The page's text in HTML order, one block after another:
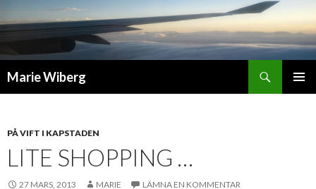
Marie Wiberg
PÅ VIFT I KAPSTADEN
LITE SHOPPING …
27 MARS, 2013 MARIE LÄMNA EN KOMMENTAR